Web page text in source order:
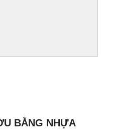
BẰNG NHỰA